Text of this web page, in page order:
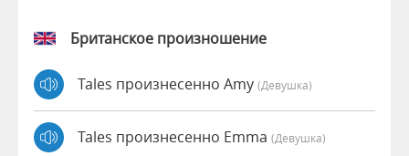
Британское произношение
Tales произнесенно Amy (девушка)
Tales произнесенно Emma (девушка)